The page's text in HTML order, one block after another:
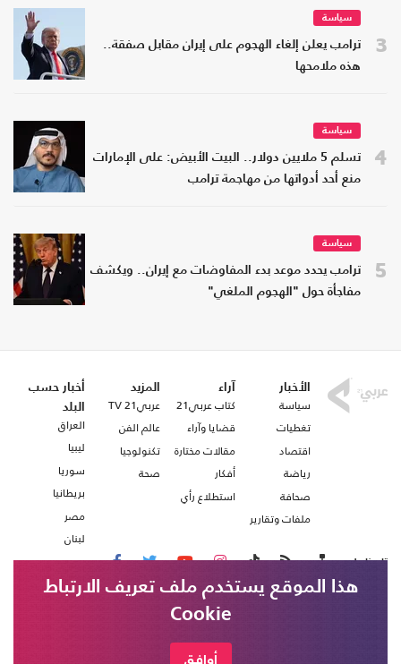
3
سياسة
ترامب يعلن إلغاء الهجوم على إيران مقابل صفقة..
هذه ملامحها
4
سياسة
تسلم 5 ملايين دولار.. البيت الأبيض: على الإمارات
منع أحد أدواتها من مهاجمة ترامب
5
سياسة
ترامب يحدد موعد بدء المفاوضات مع إيران.. ويكشف
مفاجأة حول "الهجوم الملغي"
الأخبار
سياسة
تغطيات
اقتصاد
رياضة
صحافة
ملفات وتقارير
آراء
كتاب عربي21
قضايا وآراء
مقالات مختارة
أفكار
استطلاع رأي
المزيد
عربي21 TV
عالم الفن
تكنولوجيا
صحة
أخبار حسب
البلد
العراق
ليبيا
سوريا
بريطانيا
مصر
لبنان
تابعنا على
هذا الموقع يستخدم ملف تعريف الارتباط
Cookie
أوافق